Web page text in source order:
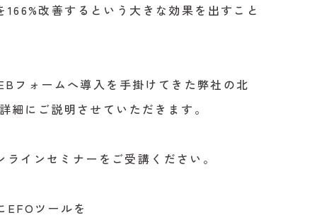
改善するという大きな効果を出すこと
フォームへ導入を手掛けてきた弊社の北
にご説明させていただきます。
インセミナーをご受講ください。
EFOツールを